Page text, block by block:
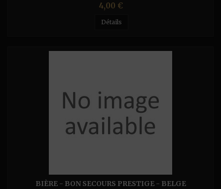
Prix
4,00 €
Détails
BIÈRE - BON SECOURS PRESTIGE - BELGE